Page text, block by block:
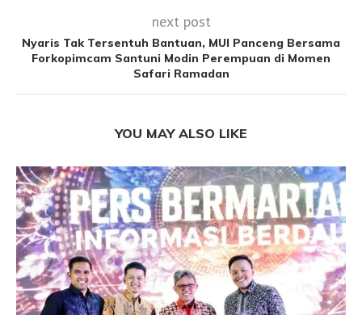
next post
Nyaris Tak Tersentuh Bantuan, MUI Panceng Bersama
Forkopimcam Santuni Modin Perempuan di Momen
Safari Ramadan
YOU MAY ALSO LIKE